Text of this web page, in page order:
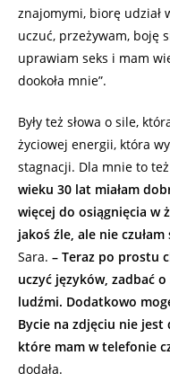
znajomymi, biorę udział
uczuć, przeżywam, boję
uprawiam seks i mam
dookoła mnie”.
Były też słowa o sile,
życiowej energii, która
stagnacji. Dla mnie to
wieku 30 lat miałam
więcej do osiągnięcia w
jakoś źle, ale nie
Sara. – Teraz po prostu
uczyć języków, zadbać
ludźmi. Dodatkowo
Bycie na zdjęciu nie
które mam w telefonie
dodała.